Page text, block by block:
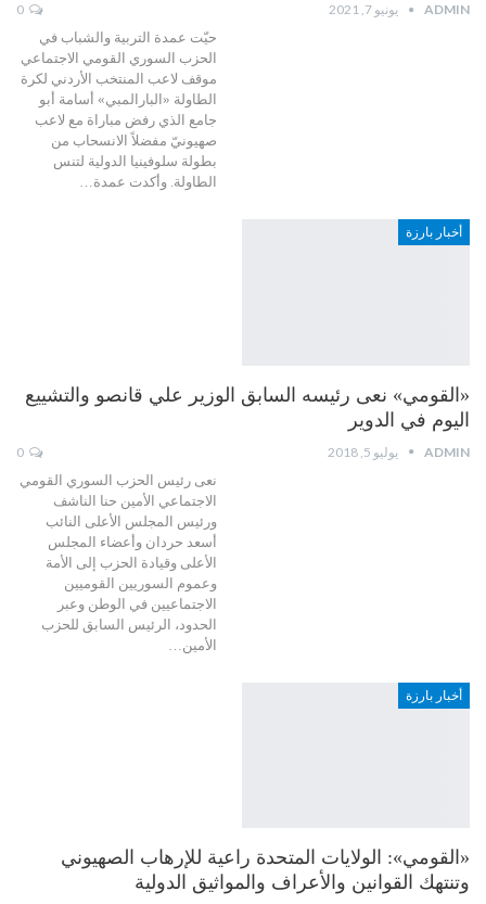
ADMIN يونيو 7, 2021
حيّت عمدة التربية والشباب في
الحزب السوري القومي الاجتماعي
موقف لاعب المنتخب الأردني لكرة
الطاولة «البارالمبي» أسامة أبو
جامع الذي رفض مباراة مع لاعب
صهيونيّ مفضلاً الانسحاب من
بطولة سلوفينيا الدولية لتنس
الطاولة. وأكدت عمدة…
أخبار بارزة
«القومي» نعى رئيسه السابق الوزير علي قانصو والتشييع
اليوم في الدوير
ADMIN يوليو 5, 2018
نعى رئيس الحزب السوري القومي
الاجتماعي الأمين حنا الناشف
ورئيس المجلس الأعلى النائب
أسعد حردان وأعضاء المجلس
الأعلى وقيادة الحزب إلى الأمة
وعموم السوريين القوميين
الاجتماعيين في الوطن وعبر
الحدود، الرئيس السابق للحزب
الأمين…
أخبار بارزة
«القومي»: الولايات المتحدة راعية للإرهاب الصهيوني
وتنتهك القوانين والأعراف والمواثيق الدولية